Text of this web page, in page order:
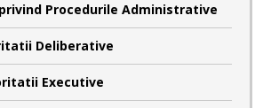
Procedurile Administrative
Deliberative
Executive